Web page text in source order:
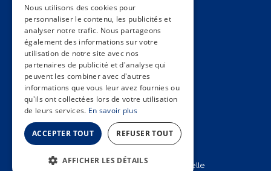
FAQ
Contacto
Condiciones generales
Hôpitaux Universitaires Genève
Université de Genève
2025 © Unité d’épidémiologie populationnelle
SPANISH
GERMAN
ITALIAN
PORTUGUESE
Nous utilisons des cookies pour
personnaliser le contenu, les publicités et
analyser notre trafic. Nous partageons
également des informations sur votre
utilisation de notre site avec nos
partenaires de publicité et d'analyse qui
peuvent les combiner avec d'autres
informations que vous leur avez fournies ou
qu'ils ont collectées lors de votre utilisation
de leurs services. En savoir plus
ACCEPTER TOUT REFUSER TOUT
AFFICHER LES DÉTAILS